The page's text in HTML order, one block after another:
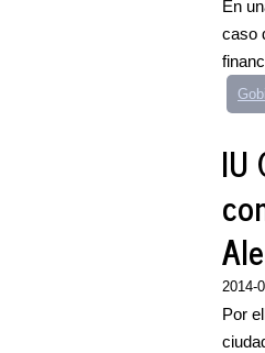
En
caso
IU
2014-
Por